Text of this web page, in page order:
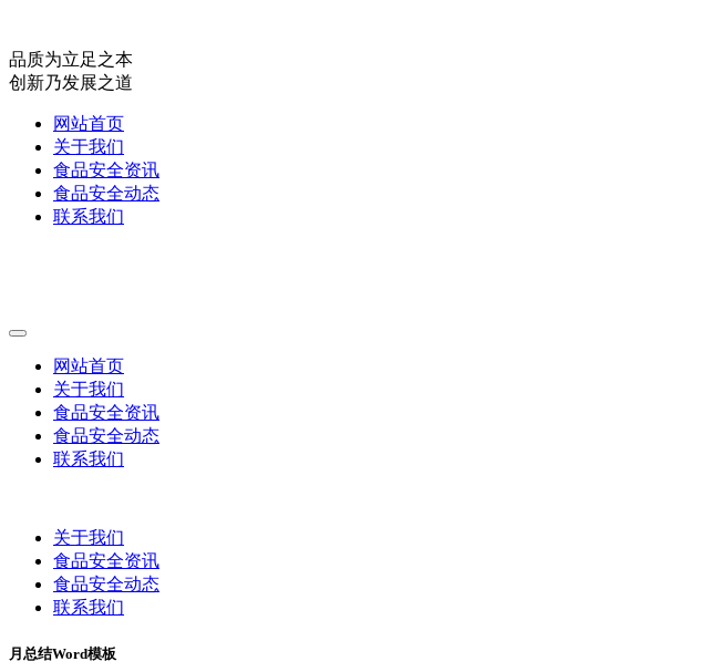
品质为立足之本
创新乃发展之道
网站首页
关于我们
食品安全资讯
食品安全动态
联系我们
网站首页
关于我们
食品安全资讯
食品安全动态
联系我们
关于我们
食品安全资讯
食品安全动态
联系我们
月总结Word模板